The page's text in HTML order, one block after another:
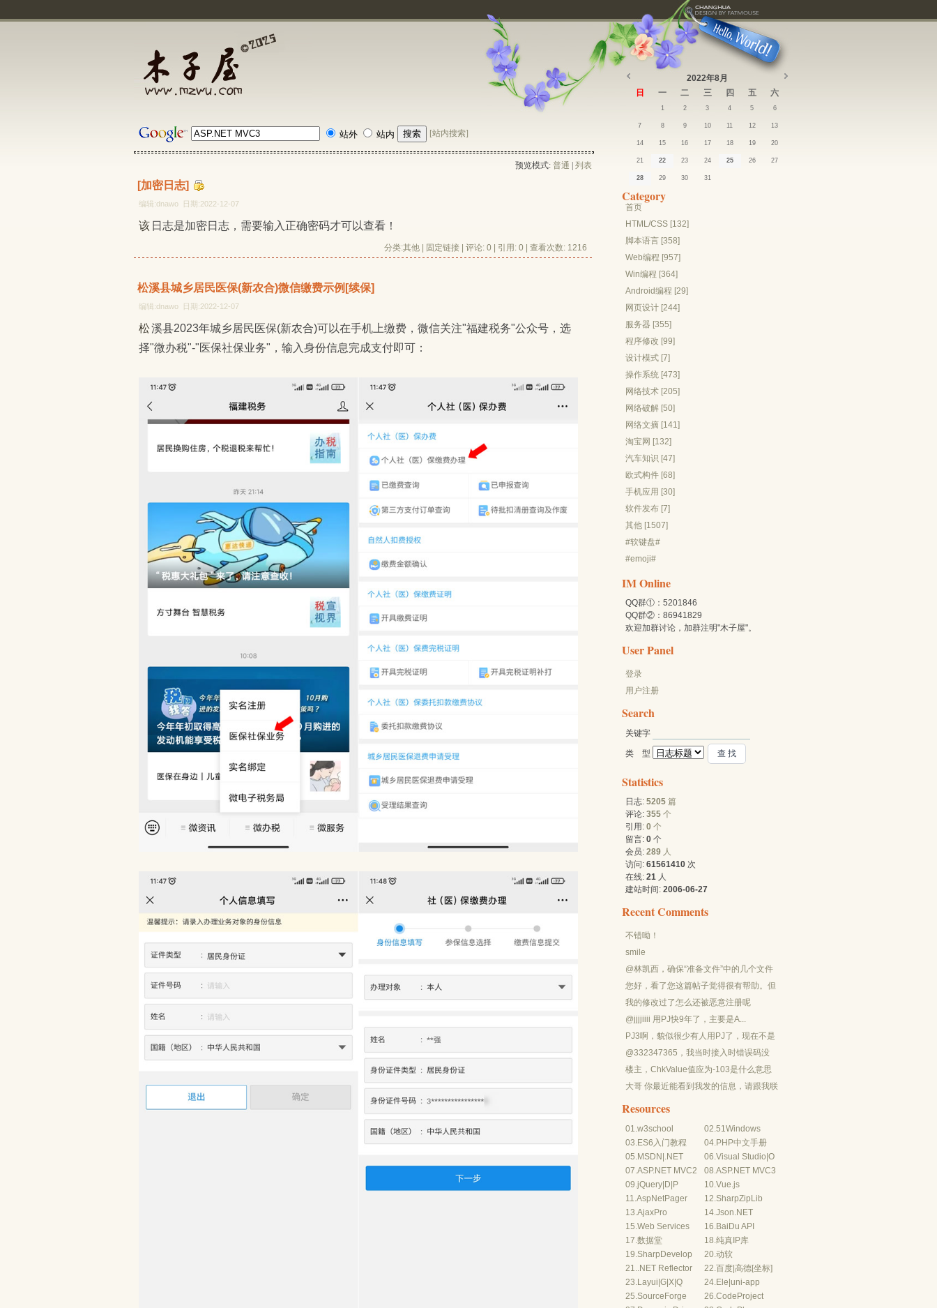
站外 站内 [站内搜索]
预览模式: 普通 列表
[加密日志]
编辑:dnawo 日期:2022-12-07
该日志是加密日志，需要输入正确密码才可以查看！
分类:其他 固定链接 评论: 0 | 引用: 0 | 查看次数: 1216
松溪县城乡居民医保(新农合)微信缴费示例[续保]
编辑:dnawo 日期:2022-12-07
松溪县2023年城乡居民医保(新农合)可以在手机上缴费，微信关注"福建税务"公众号，选
择"微办税"-"医保社保业务"，输入身份信息完成支付即可：
2022年8月
日
一 二 三 四 五 六
1 2 3 4 5 6
7 8 9 10 11 12 13
14 15 16 17 18 19 20
21 22 23 24 25 26 27
28 29 30 31
Category
首页
HTML/CSS [132]
脚本语言 [358]
Web编程 [957]
Win编程 [364]
Android编程 [29]
网页设计 [244]
服务器 [355]
程序修改 [99]
设计模式 [7]
操作系统 [473]
网络技术 [205]
网络破解 [50]
网络文摘 [141]
淘宝网 [132]
汽车知识 [47]
欧式构件 [68]
手机应用 [30]
软件发布 [7]
其他 [1507]
#软键盘#
#emoji#
IM Online
QQ群①：5201846
QQ群②：86941829
欢迎加群讨论，加群注明"木子屋"。
User Panel
登录
用户注册
Search
关键字
类 型
Statistics
日志: 5205 篇
评论: 355 个
引用: 0 个
留言: 0 个
会员: 289 人
访问: 61561410 次
在线: 21 人
建站时间: 2006-06-27
Recent Comments
不错呦！
smile
@林凯西，确保“准备文件”中的几个文件
都有安装，S...
您好，看了您这篇帖子觉得很有帮助。但
是有个问题想请...
我的修改过了怎么还被恶意注册呢
@jjjjiiii 用PJ快9年了，主要是A...
PJ3啊，貌似很少有人用PJ了，现在不是
WP就是z...
@332347365，我当时接入时错误码没
有-10...
楼主，ChkValue值应为-103是什么意思
呢？...
大哥 你最近能看到我发的信息，请跟我联
Resources
01.w3school 02.51Windows
03.ES6入门教程 04.PHP中文手册
05.MSDN .NET 06.Visual Studio O
07.ASP.NET MVC2 08.ASP.NET MVC3
09.jQuery D P 10.Vue.js
11.AspNetPager 12.SharpZipLib
13.AjaxPro 14.Json.NET
15.Web Services 16.BaiDu API
17.数据堂 18.纯真IP库
19.SharpDevelop 20.动软
21..NET Reflector 22.百度 高德[坐标]
23.Layui G X Q 24.Ele uni-app
25.SourceForge 26.CodeProject